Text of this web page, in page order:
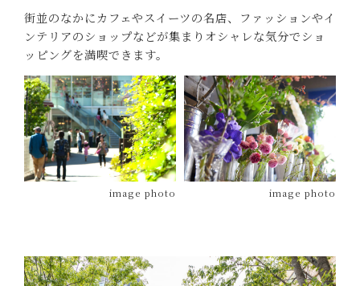
街並のなかにカフェやスイーツの名店、 ファッションやイ
ンテリアのショップなどが集まり オシャレな気分でショ
ッピングを満喫できます。
image photo image photo